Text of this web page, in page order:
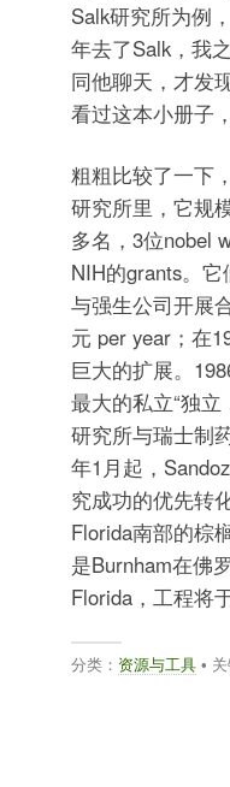
Salk研究所为例
年去了Salk，我
同他聊天，才发
看过这本小册子
粗粗比较了一下
研究所里，它规
多名，3位nobel
NIH的grants。
与强生公司开展
元 per year；在
巨大的扩展。
最大的私立“独
研究所与瑞士制
年1月起，
究成功的优先转
Florida南部的棕
是Burnham在佛
Florida，工程将
分类： 资源与工具• 关